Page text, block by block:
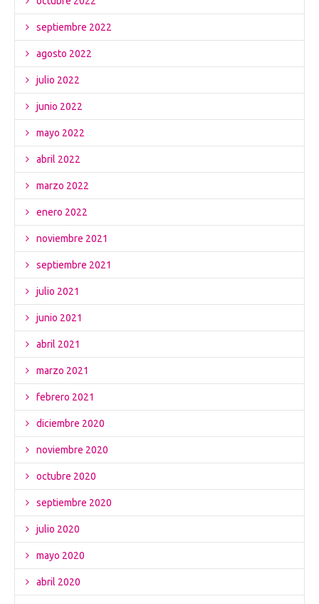
septiembre 2022
agosto 2022
julio 2022
junio 2022
mayo 2022
abril 2022
marzo 2022
enero 2022
noviembre 2021
septiembre 2021
julio 2021
junio 2021
abril 2021
marzo 2021
febrero 2021
diciembre 2020
noviembre 2020
octubre 2020
septiembre 2020
julio 2020
mayo 2020
abril 2020